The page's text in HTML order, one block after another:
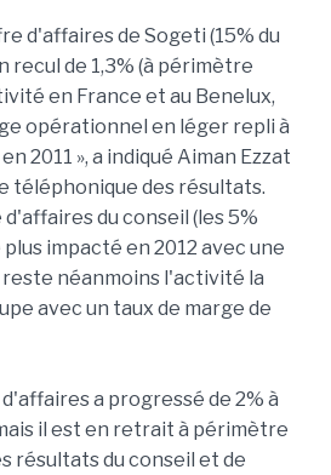
d'affaires de Sogeti (15% du
recul de 1,3% (à périmètre
en France et au Benelux,
opérationnel en léger repli à
2011 », a indiqué Aiman Ezzat
téléphonique des résultats.
du conseil (les 5%
impacté en 2012 avec une
reste néanmoins l'activité la
avec un taux de marge de
a progressé de 2% à
il est en retrait à périmètre
résultats du conseil et de